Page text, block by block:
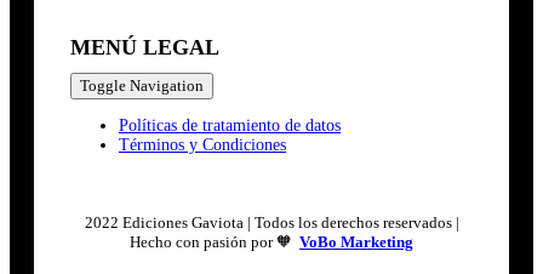
MENÚ LEGAL
Toggle Navigation
Políticas de tratamiento de datos
Términos y Condiciones
2022 Ediciones Gaviota | Todos los derechos reservados |
Hecho con pasión por 🧡 VoBo Marketing